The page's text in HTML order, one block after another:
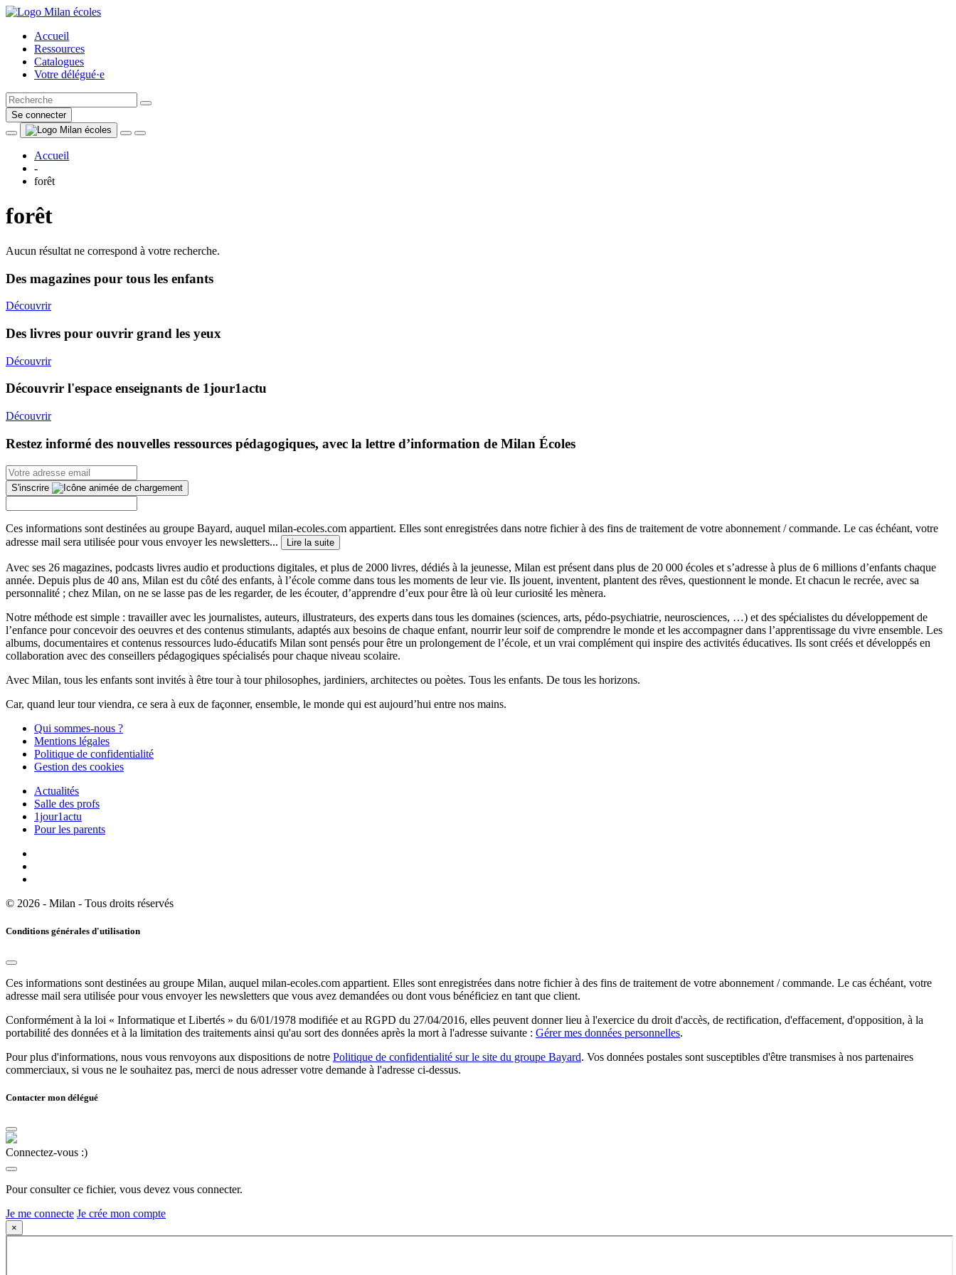
Accueil
Ressources
Catalogues
Votre délégué·e
Se connecter
Accueil
-
forêt
forêt
Aucun résultat ne correspond à votre recherche.
Des magazines pour tous les enfants
Découvrir
Des livres pour ouvrir grand les yeux
Découvrir
Découvrir l'espace enseignants de 1jour1actu
Découvrir
Restez informé des nouvelles ressources pédagogiques, avec la lettre d’information de Milan Écoles
S'inscrire
Ces informations sont destinées au groupe Bayard, auquel milan-ecoles.com appartient. Elles sont enregistrées dans notre fichier à des fins de traitement de votre abonnement / commande. Le cas échéant, votre
adresse mail sera utilisée pour vous envoyer les newsletters...
Lire la suite
Avec ses 26 magazines, podcasts livres audio et productions digitales, et plus de 2000 livres, dédiés à la jeunesse, Milan est présent dans plus de 20 000 écoles et s’adresse à plus de 6 millions d’enfants chaque
année. Depuis plus de 40 ans, Milan est du côté des enfants, à l’école comme dans tous les moments de leur vie. Ils jouent, inventent, plantent des rêves, questionnent le monde. Et chacun le recrée, avec sa
personnalité ; chez Milan, on ne se lasse pas de les regarder, de les écouter, d’apprendre d’eux pour être là où leur curiosité les mènera.
Notre méthode est simple : travailler avec les journalistes, auteurs, illustrateurs, des experts dans tous les domaines (sciences, arts, pédo-psychiatrie, neurosciences, …) et des spécialistes du développement de
l’enfance pour concevoir des oeuvres et des contenus stimulants, adaptés aux besoins de chaque enfant, nourrir leur soif de comprendre le monde et les accompagner dans l’apprentissage du vivre ensemble. Les
albums, documentaires et contenus ressources ludo-éducatifs Milan sont pensés pour être un prolongement de l’école, et un vrai complément qui inspire des activités éducatives. Ils sont créés et développés en
collaboration avec des conseillers pédagogiques spécialisés pour chaque niveau scolaire.
Avec Milan, tous les enfants sont invités à être tour à tour philosophes, jardiniers, architectes ou poètes. Tous les enfants. De tous les horizons.
Car, quand leur tour viendra, ce sera à eux de façonner, ensemble, le monde qui est aujourd’hui entre nos mains.
Qui sommes-nous ?
Mentions légales
Politique de confidentialité
Gestion des cookies
Actualités
Salle des profs
1jour1actu
Pour les parents
© 2026 - Milan - Tous droits réservés
Conditions générales d'utilisation
Ces informations sont destinées au groupe Milan, auquel milan-ecoles.com appartient. Elles sont enregistrées dans notre fichier à des fins de traitement de votre abonnement / commande. Le cas échéant, votre
adresse mail sera utilisée pour vous envoyer les newsletters que vous avez demandées ou dont vous bénéficiez en tant que client.
Conformément à la loi « Informatique et Libertés » du 6/01/1978 modifiée et au RGPD du 27/04/2016, elles peuvent donner lieu à l'exercice du droit d'accès, de rectification, d'effacement, d'opposition, à la
portabilité des données et à la limitation des traitements ainsi qu'au sort des données après la mort à l'adresse suivante : Gérer mes données personnelles.
Pour plus d'informations, nous vous renvoyons aux dispositions de notre Politique de confidentialité sur le site du groupe Bayard. Vos données postales sont susceptibles d'être transmises à nos partenaires
commerciaux, si vous ne le souhaitez pas, merci de nous adresser votre demande à l'adresse ci-dessus.
Contacter mon délégué
Connectez-vous :)
Pour consulter ce fichier, vous devez vous connecter.
Je me connecte Je crée mon compte
×